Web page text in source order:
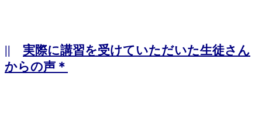
|| 実際に講習を受けていただいた生徒さん
からの声＊